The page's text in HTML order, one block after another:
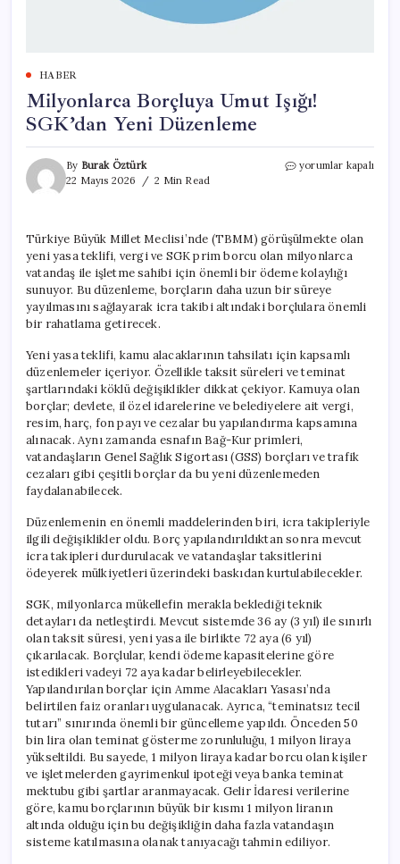
HABER
Milyonlarca Borçluya Umut Işığı!
SGK’dan Yeni Düzenleme
By Burak Öztürk
22 Mayıs 2026
2 Min Read
Milyonlarca
Yeni
Düzenleme
için
yorumlar kapalı
Türkiye Büyük Millet Meclisi’nde (TBMM) görüşülmekte olan
yeni yasa teklifi, vergi ve SGK prim borcu olan milyonlarca
vatandaş ile işletme sahibi için önemli bir ödeme kolaylığı
sunuyor. Bu düzenleme, borçların daha uzun bir süreye
yayılmasını sağlayarak icra takibi altındaki borçlulara önemli
bir rahatlama getirecek.
Yeni yasa teklifi, kamu alacaklarının tahsilatı için kapsamlı
düzenlemeler içeriyor. Özellikle taksit süreleri ve teminat
şartlarındaki köklü değişiklikler dikkat çekiyor. Kamuya olan
borçlar; devlete, il özel idarelerine ve belediyelere ait vergi,
resim, harç, fon payı ve cezalar bu yapılandırma kapsamına
alınacak. Aynı zamanda esnafın Bağ-Kur primleri,
vatandaşların Genel Sağlık Sigortası (GSS) borçları ve trafik
cezaları gibi çeşitli borçlar da bu yeni düzenlemeden
faydalanabilecek.
Düzenlemenin en önemli maddelerinden biri, icra takipleriyle
ilgili değişiklikler oldu. Borç yapılandırıldıktan sonra mevcut
icra takipleri durdurulacak ve vatandaşlar taksitlerini
ödeyerek mülkiyetleri üzerindeki baskıdan kurtulabilecekler.
SGK, milyonlarca mükellefin merakla beklediği teknik
detayları da netleştirdi. Mevcut sistemde 36 ay (3 yıl) ile sınırlı
olan taksit süresi, yeni yasa ile birlikte 72 aya (6 yıl)
çıkarılacak. Borçlular, kendi ödeme kapasitelerine göre
istedikleri vadeyi 72 aya kadar belirleyebilecekler.
Yapılandırılan borçlar için Amme Alacakları Yasası’nda
belirtilen faiz oranları uygulanacak. Ayrıca, “teminatsız tecil
tutarı” sınırında önemli bir güncelleme yapıldı. Önceden 50
bin lira olan teminat gösterme zorunluluğu, 1 milyon liraya
yükseltildi. Bu sayede, 1 milyon liraya kadar borcu olan kişiler
ve işletmelerden gayrimenkul ipoteği veya banka teminat
mektubu gibi şartlar aranmayacak. Gelir İdaresi verilerine
göre, kamu borçlarının büyük bir kısmı 1 milyon liranın
altında olduğu için bu değişikliğin daha fazla vatandaşın
sisteme katılmasına olanak tanıyacağı tahmin ediliyor.